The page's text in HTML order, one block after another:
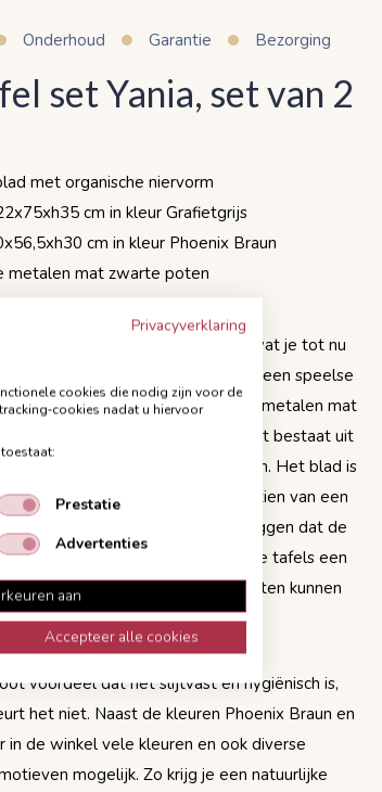
Onderhoud Garantie Bezorging
set Yania, set van 2
met organische niervorm
cm in kleur Grafietgrijs
cm in kleur Phoenix Braun
metalen mat zwarte poten
set die totaal anders is dan wat je tot nu
jouw tafel! De bladen hebben een speelse
en in combinatie met de spitse metalen mat
dé eyecatcher in je kamer. De set bestaat uit
die prachtig met elkaar combineren. Het blad is
kunststof HPL en standaard voorzien van een
zwarte bladrand. Dit wil zeggen dat de
toe is afgeschuind. Dit geeft de tafels een
De spitse zwart mat metalen poten kunnen
plek gemonteerd worden.
voordeel dat het slijtvast en hygiënisch is,
het niet. Naast de kleuren Phoenix Braun en
in de winkel vele kleuren en ook diverse
mogelijk. Zo krijg je een natuurlijke
Privacyverklaring
cookies die nodig zijn voor de
nadat u hiervoor
Prestatie
Advertenties
aan
Accepteer alle cookies